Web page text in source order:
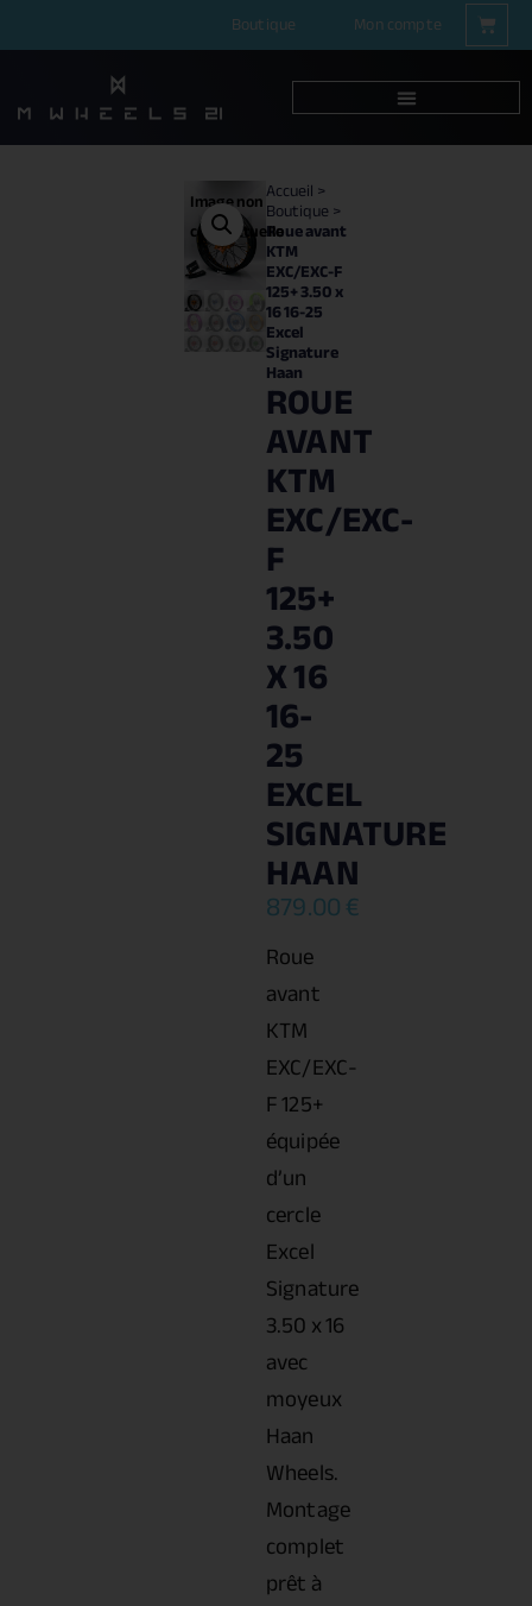
Boutique Mon compte
Image non
contractuelle
Accueil>
Boutique>
Roue avant
KTM
EXC/EXC-F
125+ 3.50 x
16 16-25
Excel
Signature
Haan
ROUE
AVANT
KTM
EXC/EXC-
F
125+
3.50
X 16
16-
25
EXCEL
SIGNATURE
HAAN
879.00€
Roue
avant
KTM
EXC/EXC-
F 125+
équipée
d’un
cercle
Excel
Signature
3.50 x 16
avec
moyeux
Haan
Wheels.
Montage
complet
prêt à